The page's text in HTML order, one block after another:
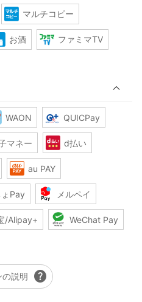
マルチコピー
お酒 ファミマTV
WAON QUICPay
マネー d払い
au PAY
Pay メルペイ
/Alipay+ WeChat Pay
の説明 help